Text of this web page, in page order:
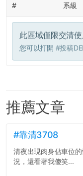
# 系級
此區域僅限交清
您可以打開 #投稿
推薦文章
#靠清3708
清夜出現肉身佔車位
況，還看著我傻笑...